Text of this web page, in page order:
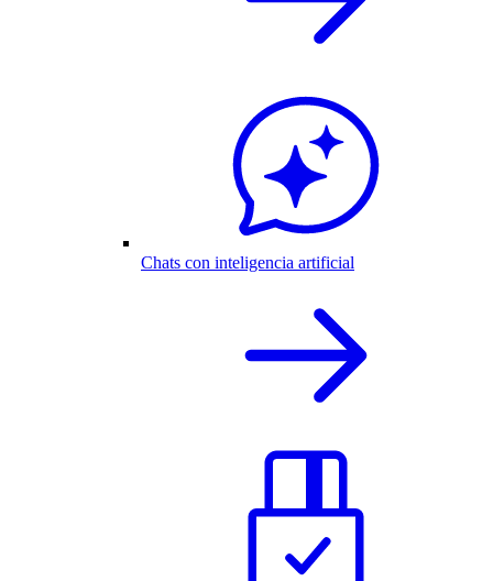
Chats con inteligencia artificial